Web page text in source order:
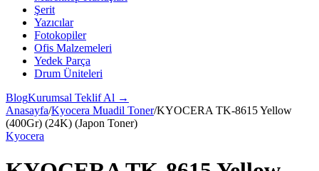
Şerit
Yazıcılar
Fotokopiler
Ofis Malzemeleri
Yedek Parça
Drum Üniteleri
BlogKurumsal Teklif Al →
Anasayfa/Kyocera Muadil Toner/KYOCERA TK-8615 Yellow
(400Gr) (24K) (Japon Toner)
Kyocera